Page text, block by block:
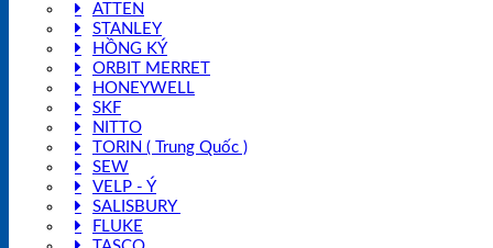
ATTEN
STANLEY
HỒNG KÝ
ORBIT MERRET
HONEYWELL
SKF
NITTO
TORIN ( Trung Quốc )
SEW
VELP - Ý
SALISBURY
FLUKE